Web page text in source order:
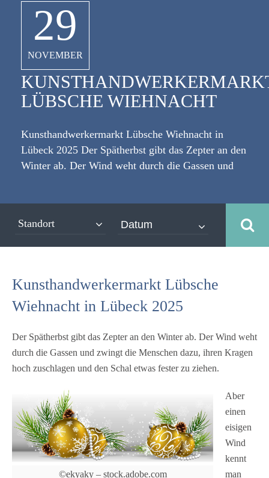
29
NOVEMBER
LÜBSCHE WIEHNACHT
Kunsthandwerkermarkt Lübsche Wiehnacht in
Lübeck 2025 Der Spätherbst gibt das Zepter an den
Winter ab. Der Wind weht durch die Gassen und
width="335"] ©ekyaky - stock.adobe.com[/caption]
Aber einen eisigen Wind kennt man hier im
Lübeck ziehen sich einfach etwas wärmer an, bevor
sie sich auf den Weg zu machen, um einen der
dieser beliebten Adventsmärkte von Lübeck
befindet sich im Schuppen 6 an der Untertrave. Es
ist der Kunsthandwerkermarkt Lübsche Wiehnacht.
die Nähe zum Wasser ergeben eine warme,
maritime Winterstimmung – wettergeschützt und
doch authentisch Lübeck. Wer auf der Suche nach
dem besonderen Geschenk ist wird hier sicher
fündig werden. Um die 40 überwiegend regionale
Standort
Kunsthandwerkermarkt Lübsche
Wiehnacht in Lübeck 2025
Der Spätherbst gibt das Zepter an den Winter ab. Der Wind weht
durch die Gassen und zwingt die Menschen dazu, ihren Kragen
hoch zuschlagen und den Schal etwas fester zu ziehen.
©ekyaky – stock.adobe.com
Aber
einen
eisigen
Wind
kennt
man